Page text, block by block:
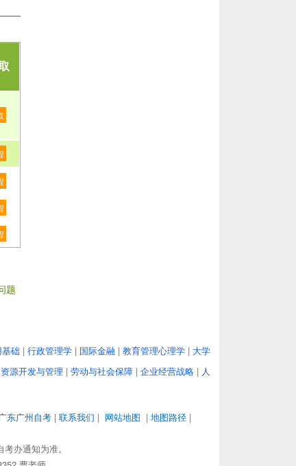
题
础 | 行政管理学 | 国际金融 | 教育管理心理学 | 大学
源开发与管理 | 劳动与社会保障 | 企业经营战略 | 人
东广州自考 | 联系我们 | 网站地图 | 地图路径 |
办通知为准。